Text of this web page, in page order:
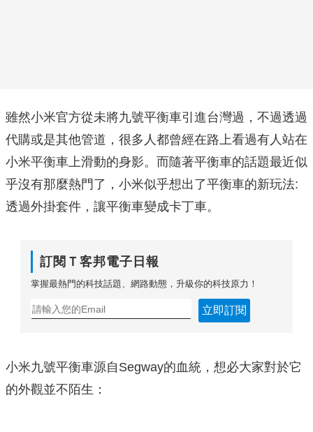
雖然小米官方從未將九號平衡車引進台灣過，不過透過
代購或是其他管道，很多人都曾經在路上看過有人站在
小米平衡車上滑動的身影。而隨著平衡車的話題最近似
乎沒有那麼熱門了，小米似乎想出了平衡車的新玩法:
透過外掛套件，讓平衡車變成卡丁車。
訂閱Ｔ客邦電子日報
掌握最熱門的科技話題、網路動態，升級你的科技原力！
立即訂閱
小米九號平衡車源自Segway的血統，想必大家對於它
的外觀並不陌生：